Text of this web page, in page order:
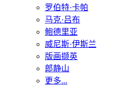
罗伯特·卡帕
马克·吕布
鲍德里亚
威尼斯·伊斯兰
版画撷英
郎静山
更多...